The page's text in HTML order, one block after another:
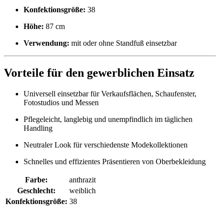
Konfektionsgröße: 38
Höhe: 87 cm
Verwendung: mit oder ohne Standfuß einsetzbar
Vorteile für den gewerblichen Einsatz
Universell einsetzbar für Verkaufsflächen, Schaufenster,
Fotostudios und Messen
Pflegeleicht, langlebig und unempfindlich im täglichen
Handling
Neutraler Look für verschiedenste Modekollektionen
Schnelles und effizientes Präsentieren von Oberbekleidung
Farbe:
anthrazit
Geschlecht:
weiblich
Konfektionsgröße: 38